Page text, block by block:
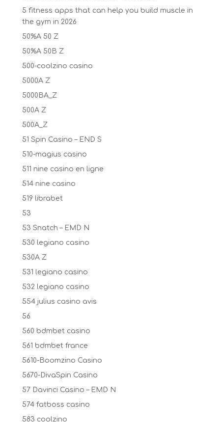
5 fitness apps that can help you build muscle in
the gym in 2026
50%A 50 Z
50%A 50B Z
500-coolzino casino
5000A Z
5000BA_Z
500A Z
500A_Z
51 Spin Casino – END S
510-magius casino
511 nine casino en ligne
514 nine casino
519 librabet
53
53 Snatch – EMD N
530 legiano casino
530A Z
531 legiano casino
532 legiano casino
554 julius casino avis
56
560 bdmbet casino
561 bdmbet france
5610-Boomzino Casino
5670-DivaSpin Casino
57 Davinci Casino – EMD N
574 fatboss casino
583 coolzino